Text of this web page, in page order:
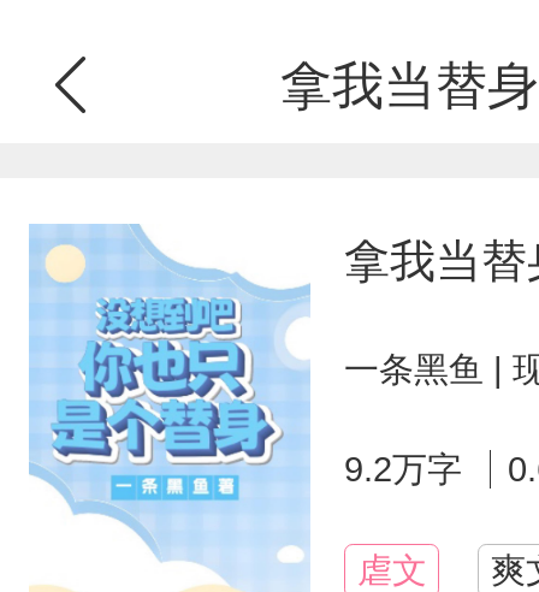
拿我当替
拿我当
一条黑鱼 |
9.2万字
虐文 爽